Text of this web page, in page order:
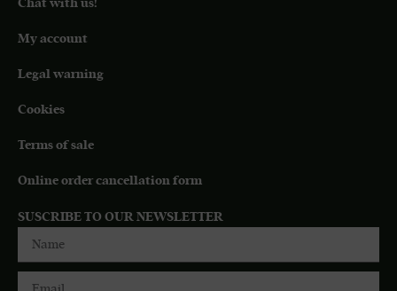
Chat with us!
My account
Legal warning
Cookies
Terms of sale
Online order cancellation form
SUSCRIBE TO OUR NEWSLETTER